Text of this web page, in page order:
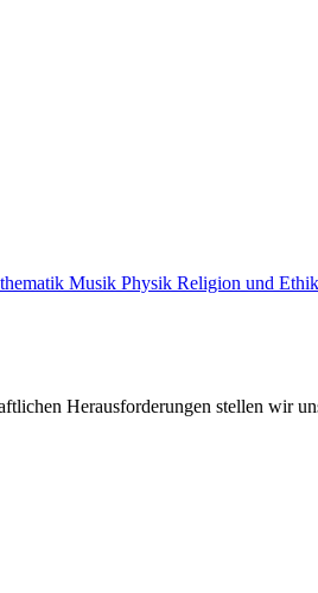
Musik Physik Religion und Ethik
Herausforderungen stellen wir